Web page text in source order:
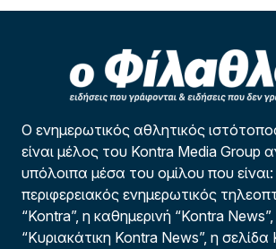
Ο ενημερωτικός αθλητικός
είναι μέλος του Kontra Media Group
υπόλοιπα μέσα του ομίλου που
περιφερειακός ενημερωτικός
“Kontra”, η καθημερινή “Kontra
“Κυριακάτικη Kontra News”, η